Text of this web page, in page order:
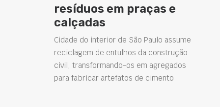
resíduos em praças e
calçadas
Cidade do interior de São Paulo assume
reciclagem de entulhos da construção
civil, transformando-os em agregados
para fabricar artefatos de cimento